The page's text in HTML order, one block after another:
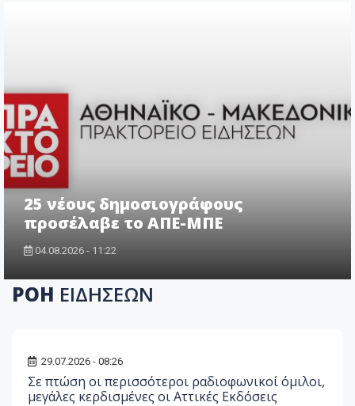
25 νέους δημοσιογράφους
προσέλαβε το ΑΠΕ-ΜΠΕ
04.08.2026 - 11:22
ΡΟΗ ΕΙΔΗΣΕΩΝ
29.07.2026 - 08:26
Σε πτώση οι περισσότεροι ραδιοφωνικοί όμιλοι,
μεγάλες κερδισμένες οι Αττικές Εκδόσεις